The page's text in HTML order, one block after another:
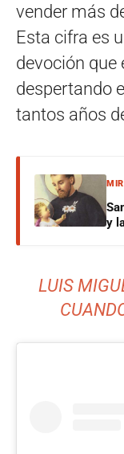
vender más
Esta cifra es
devoción que
despertando
tantos años
y
LUIS